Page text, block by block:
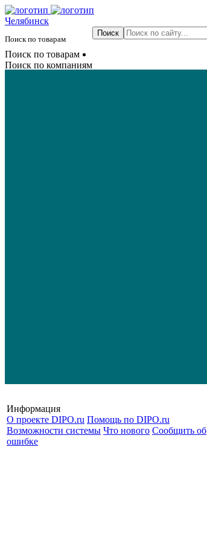
Челябинск
Поиск по товарам
Поиск по товарам
Поиск по компаниям
Информация
О проекте DIPO.ru Помощь по DIPO.ru
Возможности системы Что нового Сообщить об
ошибке